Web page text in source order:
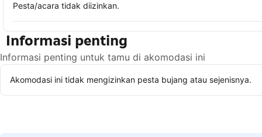
Pesta/acara tidak diizinkan.
Informasi penting
Informasi penting untuk tamu di akomodasi ini
Akomodasi ini tidak mengizinkan pesta bujang atau sejenisnya.